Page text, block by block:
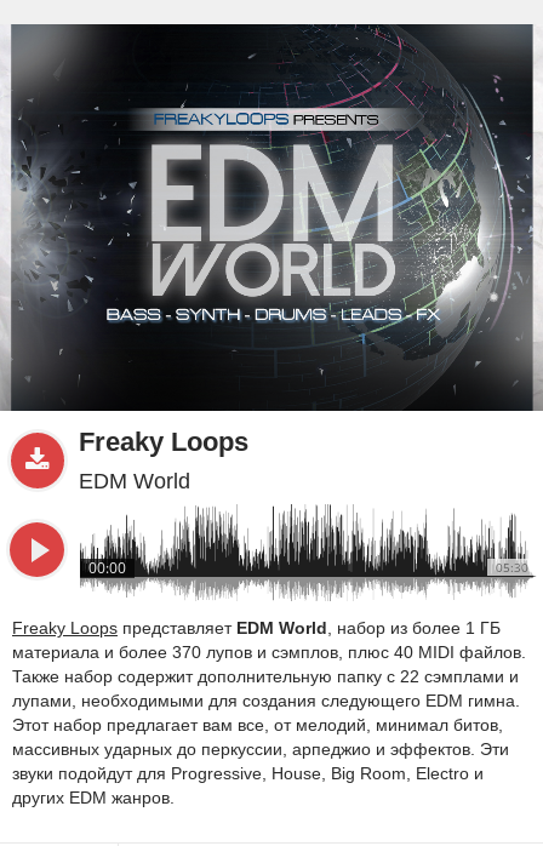
Freaky Loops
EDM World
05:30
00:00
Freaky Loops представляет EDM World , набор из более 1 ГБ
материала и более 370 лупов и сэмплов, плюс 40 MIDI файлов.
Также набор содержит дополнительную папку с 22 сэмплами и
лупами, необходимыми для создания следующего EDM гимна.
Этот набор предлагает вам все, от мелодий, минимал битов,
массивных ударных до перкуссии, арпеджио и эффектов. Эти
звуки подойдут для Progressive, House, Big Room, Electro и
других EDM жанров.